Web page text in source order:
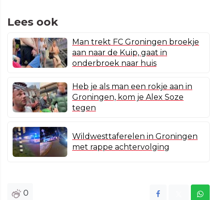
Lees ook
Man trekt FC Groningen broekje
aan naar de Kuip, gaat in
onderbroek naar huis
Heb je als man een rokje aan in
Groningen, kom je Alex Soze
tegen
Wildwesttaferelen in Groningen
met rappe achtervolging
0